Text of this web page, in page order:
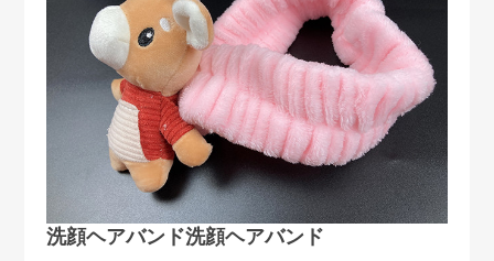
洗顔ヘアバンド洗顔ヘアバンド